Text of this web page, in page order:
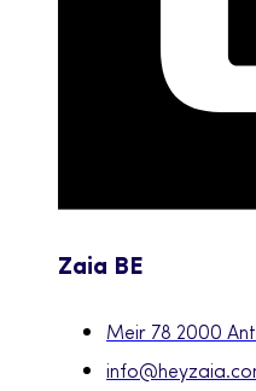
Zaia BE
Meir 78 2000